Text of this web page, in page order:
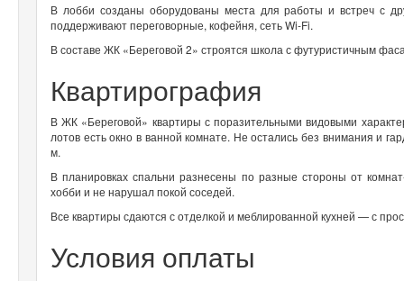
В лобби созданы оборудованы места для работы и встреч с
поддерживают переговорные, кофейня, сеть Wi-Fi.
В составе ЖК «Береговой 2» строятся школа с футуристичным
Квартирография
В ЖК «Береговой» квартиры с поразительными видовыми
лотов есть окно в ванной комнате. Не остались без внимания и
м.
В планировках спальни разнесены по разные стороны от
хобби и не нарушал покой соседей.
Все квартиры сдаются с отделкой и меблированной кухней — с
Условия оплаты